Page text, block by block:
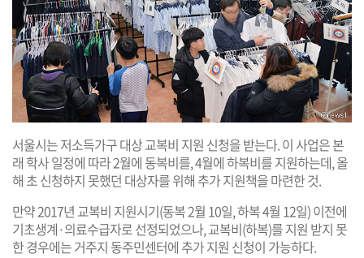
기 기
서울시는 저소득가구 대상 교복비 지원 신청을 받는다. 이 사업은 본
래 학사 일정에 따라 2월에 동복비를, 4월에 하복비를 지원하는데, 올
해 초 신청하지 못했던 대상자를 위해 추가 지원책을 마련한 것.
만약 2017년 교복비 지원시기(동복 2월 10일, 하복 4월 12일) 이전에
기초생계·의료수급자로 선정되었으나, 교복비(하복)를 지원 받지 못
한 경우에는 거주지 동주민센터에 추가 지원 신청이 가능하다.